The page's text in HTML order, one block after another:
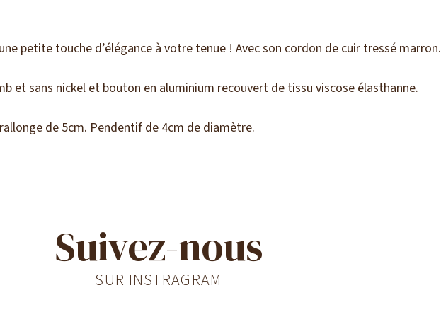
petite touche d’élégance à votre tenue ! Avec son cordon de cuir tressé marron.
et sans nickel et bouton en aluminium recouvert de tissu viscose élasthanne.
de 5cm. Pendentif de 4cm de diamètre.
Suivez-nous
SUR INSTRAGRAM